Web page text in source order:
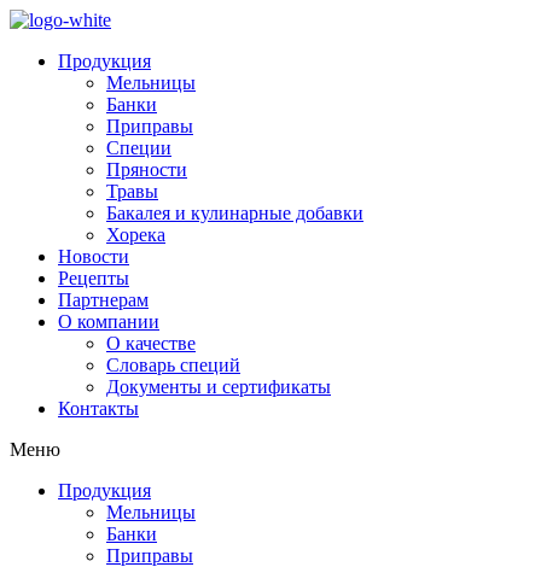
Продукция
Мельницы
Банки
Приправы
Специи
Пряности
Травы
Бакалея и кулинарные добавки
Хорека
Новости
Рецепты
Партнерам
О компании
О качестве
Словарь специй
Документы и сертификаты
Контакты
Меню
Продукция
Мельницы
Банки
Приправы